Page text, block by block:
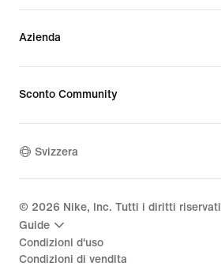
Azienda
Sconto Community
Svizzera
© 2026 Nike, Inc. Tutti i diritti riservati
Guide
Condizioni d'uso
Condizioni di vendita